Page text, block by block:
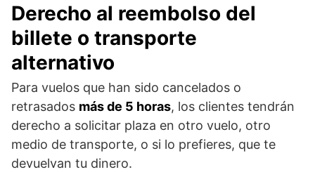
Derecho al reembolso del
billete o transporte
alternativo
Para vuelos que han sido cancelados o
retrasados más de 5 horas, los clientes tendrán
derecho a solicitar plaza en otro vuelo, otro
medio de transporte, o si lo prefieres, que te
devuelvan tu dinero.